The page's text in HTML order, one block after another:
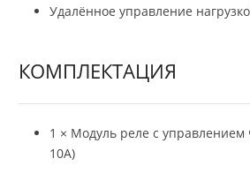
Удалённое управление
КОМПЛЕКТАЦИЯ
1 × Модуль реле с управлением
10А)